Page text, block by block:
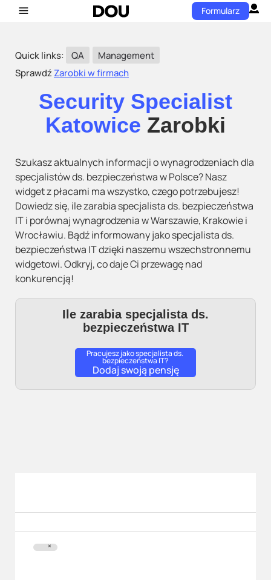
Formularz
Quick links: QA
Management
SprawdźZarobki w firmach
Security Specialist
Katowice Zarobki
Szukasz aktualnych informacji o wynagrodzeniach dla
specjalistów ds. bezpieczeństwa w Polsce? Nasz
widget z płacami ma wszystko, czego potrzebujesz!
Dowiedz się, ile zarabia specjalista ds. bezpieczeństwa
IT i porównaj wynagrodzenia w Warszawie, Krakowie i
Wrocławiu. Bądź informowany jako specjalista ds.
bezpieczeństwa IT dzięki naszemu wszechstronnemu
widgetowi. Odkryj, co daje Ci przewagę nad
konkurencją!
Ile zarabia specjalista ds.
bezpieczeństwa IT
Pracujesz jako specjalista ds.
bezpieczeństwa IT?
Dodaj swoją pensję